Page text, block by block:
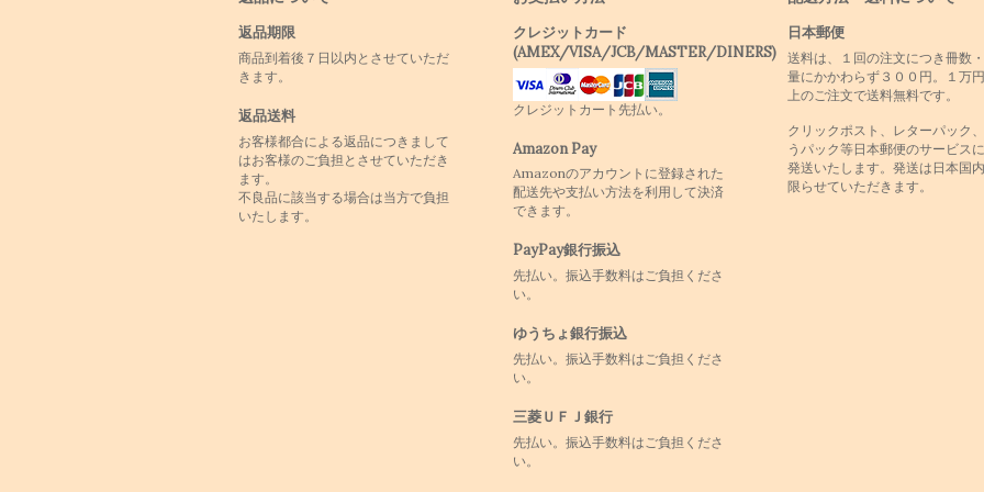
返品期限
商品到着後７日以内とさせていただ
きます。
返品送料
お客様都合による返品につきまして
はお客様のご負担とさせていただき
ます。
不良品に該当する場合は当方で負担
いたします。
クレジットカード
(AMEX/VISA/JCB/MASTER/DINERS)
クレジットカート先払い。
Amazon Pay
Amazonのアカウントに登録された
配送先や支払い方法を利用して決済
できます。
PayPay銀行振込
先払い。振込手数料はご負担くださ
い。
ゆうちょ銀行振込
先払い。振込手数料はご負担くださ
い。
三菱ＵＦＪ銀行
先払い。振込手数料はご負担くださ
い。
日本郵便
送料は、１回の注文につき冊数
量にかかわらず３００円。１万
上のご注文で送料無料です。
クリックポスト、レターパック
うパック等日本郵便のサービス
発送いたします。発送は日本国
限らせていただきます。